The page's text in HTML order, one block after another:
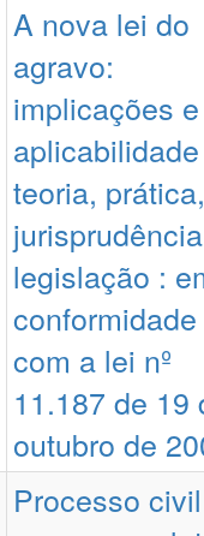
A nova lei do
agravo:
implicações e
teoria, prática,
legislação :
conformidade
com a lei nº
11.187 de 19
outubro de
Processo